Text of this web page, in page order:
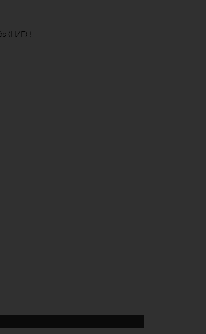
(H/F) !️